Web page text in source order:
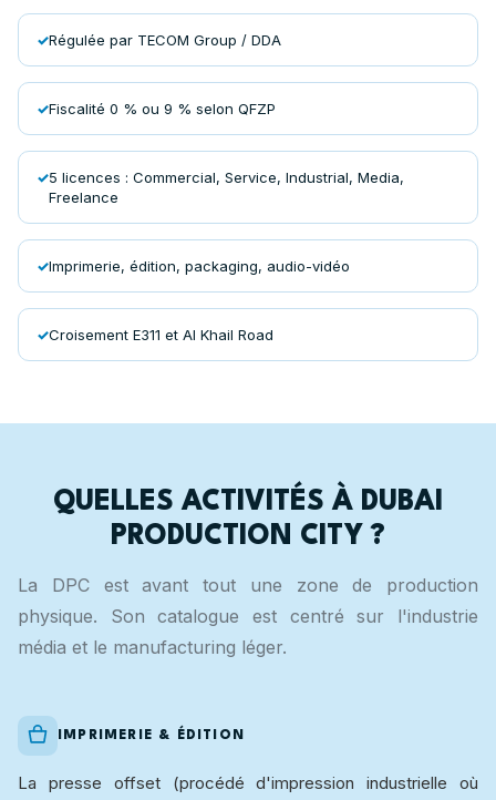
Régulée par TECOM Group / DDA
Fiscalité 0 % ou 9 % selon QFZP
5 licences : Commercial, Service, Industrial, Media,
Freelance
Imprimerie, édition, packaging, audio-vidéo
Croisement E311 et Al Khail Road
QUELLES ACTIVITÉS À DUBAI
PRODUCTION CITY ?
La DPC est avant tout une zone de production
physique. Son catalogue est centré sur l'industrie
média et le manufacturing léger.
IMPRIMERIE & ÉDITION
La presse offset (procédé d'impression industrielle où